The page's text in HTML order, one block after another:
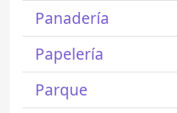
Panadería
Papelería
Parque